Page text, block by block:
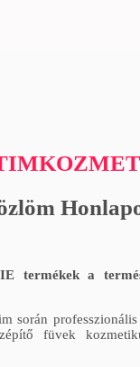
termékek a
során
füvek